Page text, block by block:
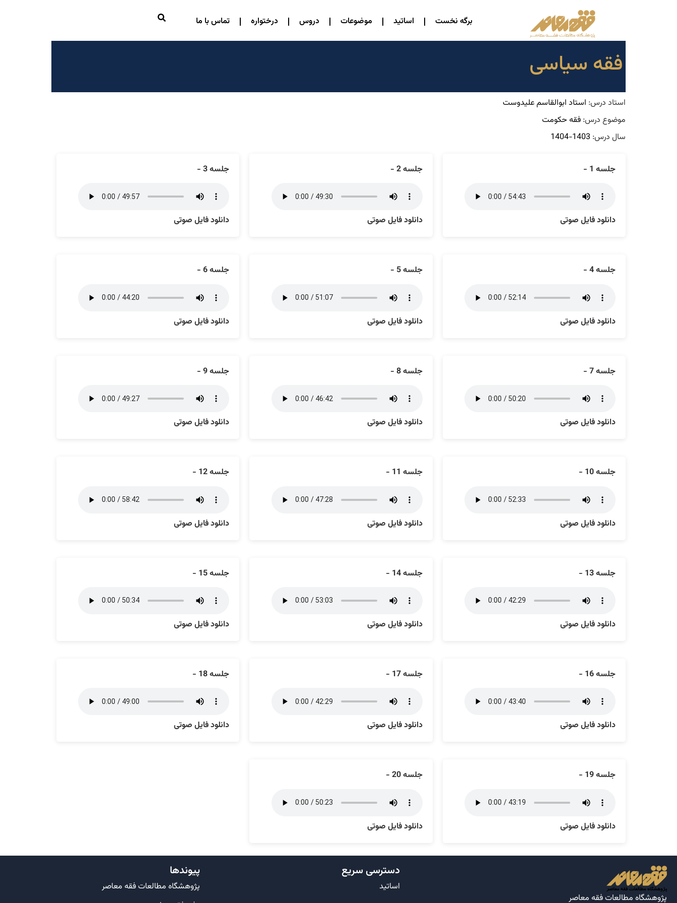
برگه نخست اساتید موضوعات دروس درختواره تماس با ما
فقه سیاسی
استاد درس: استاد ابوالقاسم علیدوست
موضوع درس: فقه حکومت
سال درس: 1403-1404
جلسه 1 -
دانلود فایل صوتی
جلسه 2 -
دانلود فایل صوتی
جلسه 3 -
دانلود فایل صوتی
جلسه 4 -
دانلود فایل صوتی
جلسه 5 -
دانلود فایل صوتی
جلسه 6 -
دانلود فایل صوتی
جلسه 7 -
دانلود فایل صوتی
جلسه 8 -
دانلود فایل صوتی
جلسه 9 -
دانلود فایل صوتی
جلسه 10 -
دانلود فایل صوتی
جلسه 11 -
دانلود فایل صوتی
جلسه 12 -
دانلود فایل صوتی
جلسه 13 -
دانلود فایل صوتی
جلسه 14 -
دانلود فایل صوتی
جلسه 15 -
دانلود فایل صوتی
جلسه 16 -
دانلود فایل صوتی
جلسه 17 -
دانلود فایل صوتی
جلسه 18 -
دانلود فایل صوتی
جلسه 19 -
دانلود فایل صوتی
جلسه 20 -
دانلود فایل صوتی
پژوهشگاه مطالعات فقه معاصر
دسترسی سریع
اساتید
پیوندها
پژوهشگاه مطالعات فقه معاصر